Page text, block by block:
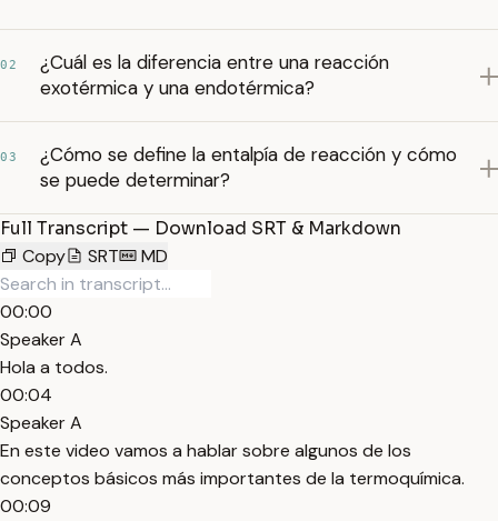
02
¿Cuál es la diferencia entre una reacción
exotérmica y una endotérmica?
03
¿Cómo se define la entalpía de reacción y cómo
se puede determinar?
Full Transcript — Download SRT & Markdown
Copy
SRT MD
00:00
Speaker A
Hola a todos.
00:04
Speaker A
En este video vamos a hablar sobre algunos de los
conceptos básicos más importantes de la termoquímica.
00:09